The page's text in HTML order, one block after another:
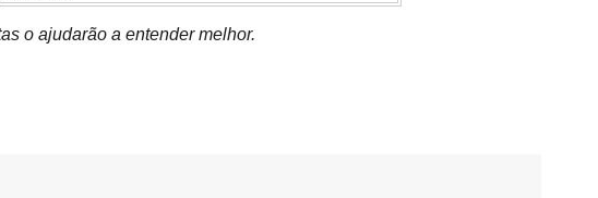
o ajudarão a entender melhor.